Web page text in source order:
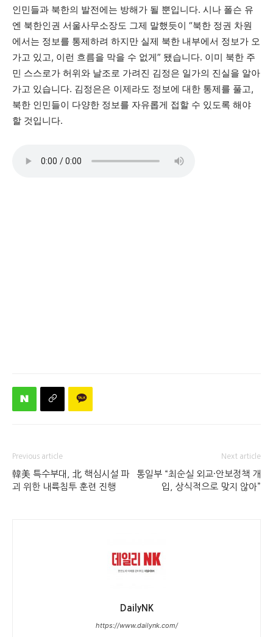
인민들과 북한의 발전에는 방해가 될 뿐입니다. 시나 폴슨 유
엔 북한인권 서울사무소장도 그제 말했듯이 “북한 정권 차원
에서는 정보를 통제하려 하지만 실제 북한 내부에서 정보가 오
가고 있고, 이런 흐름을 막을 수 없게” 됐습니다. 이미 북한 주
민 스스로가 허위와 날조로 가려진 김정은 일가의 진실을 알아
가고 있습니다. 김정은은 이제라도 정보에 대한 통제를 풀고,
북한 인민들이 다양한 정보를 자유롭게 접할 수 있도록 해야
할 것입니다.
Previous article
韓美 특수부대, 北 핵심시설 파
괴 위한 내륙침투 훈련 진행
Next article
통일부 “최순실 외교·안보정책 개
입, 상식적으로 맞지 않아”
DailyNK
https://www.dailynk.com/